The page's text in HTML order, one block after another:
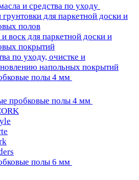
и средства по уходу
для паркетной доски и
полов
воск для паркетной доски и
покрытий
по уходу, очистке и
напольных покрытий
полы 4 мм
пробковые полы 4 мм
полы 6 мм